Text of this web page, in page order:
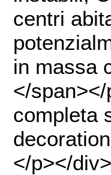
centri
in massa
</
completa
</p></